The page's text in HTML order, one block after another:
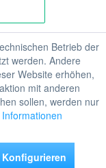
Betrieb der
werden. Andere
Website erhöhen,
mit anderen
sollen, werden nur
Konfigurieren